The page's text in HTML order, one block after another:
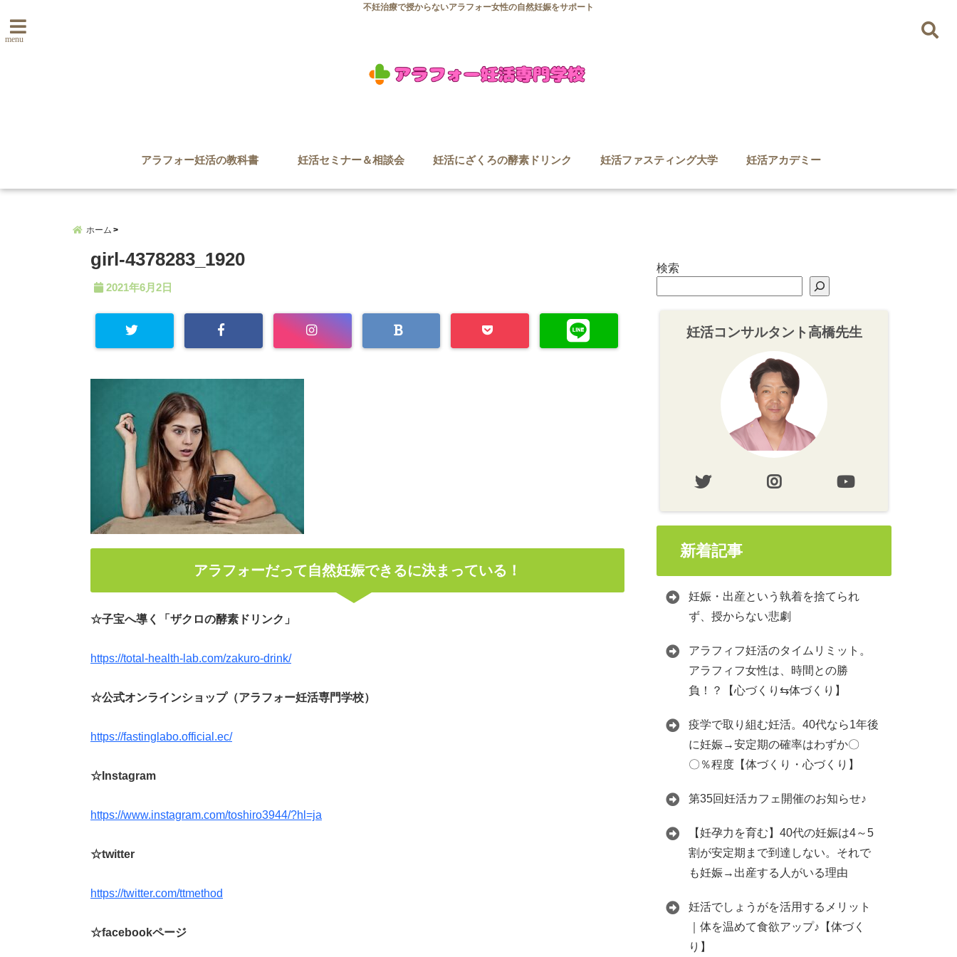
不妊治療で授からないアラフォー女性の自然妊娠をサポート
menu
アラフォー妊活の教科書 妊活セミナー＆相談会 妊活にざくろの酵素ドリンク 妊活ファスティング大学 妊活アカデミー
ホーム
girl-4378283_1920
2021年6月2日
アラフォーだって自然妊娠できるに決まっている！
☆子宝へ導く「ザクロの酵素ドリンク」
https://total-health-lab.com/zakuro-drink/
☆公式オンラインショップ（アラフォー妊活専門学校）
https://fastinglabo.official.ec/
☆Instagram
https://www.instagram.com/toshiro3944/?hl=ja
☆twitter
https://twitter.com/ttmethod
☆facebookページ
検索
妊活コンサルタント高橋先生
新着記事
妊娠・出産という執着を捨てられ
ず、授からない悲劇
アラフィフ妊活のタイムリミット。
アラフィフ女性は、時間との勝
負！？【心づくり⇆体づくり】
疫学で取り組む妊活。40代なら1年後
に妊娠→安定期の確率はわずか〇
〇％程度【体づくり・心づくり】
第35回妊活カフェ開催のお知らせ♪
【妊孕力を育む】40代の妊娠は4～5
割が安定期まで到達しない。それで
も妊娠→出産する人がいる理由
妊活でしょうがを活用するメリット
｜体を温めて食欲アップ♪【体づく
り】